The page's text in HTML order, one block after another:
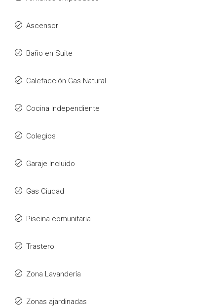
Ascensor
Baño en Suite
Calefacción Gas Natural
Cocina Independiente
Colegios
Garaje Incluido
Gas Ciudad
Piscina comunitaria
Trastero
Zona Lavandería
Zonas ajardinadas